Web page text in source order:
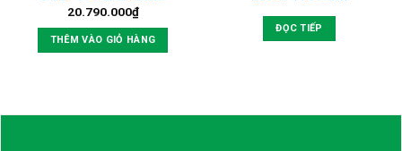
20.790.000₫
THÊM VÀO GIỎ HÀNG
ĐỌC TIẾP